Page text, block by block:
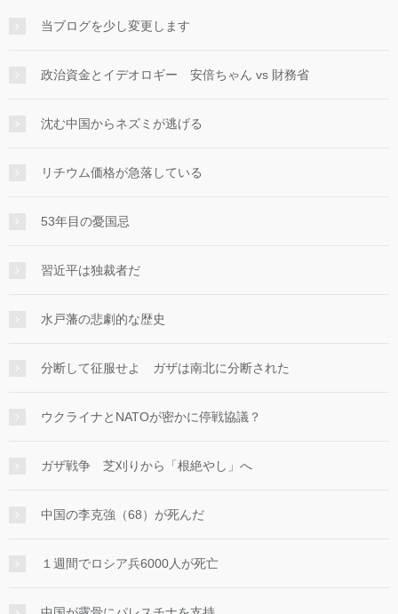
当ブログを少し変更します
政治資金とイデオロギー 安倍ちゃん vs 財務省
沈む中国からネズミが逃げる
リチウム価格が急落している
53年目の憂国忌
習近平は独裁者だ
水戸藩の悲劇的な歴史
分断して征服せよ ガザは南北に分断された
ウクライナとNATOが密かに停戦協議？
ガザ戦争 芝刈りから「根絶やし」へ
中国の李克強（68）が死んだ
１週間でロシア兵6000人が死亡